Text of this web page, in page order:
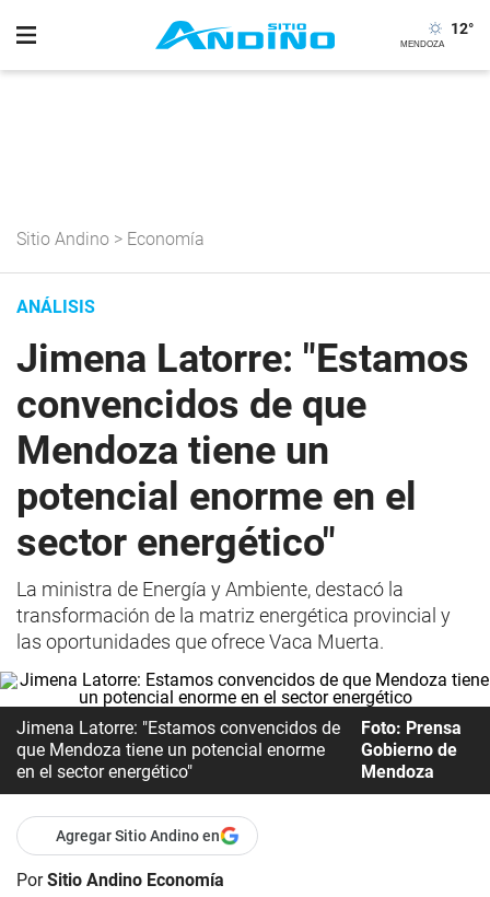
12°
Sitio Andino > Economía
ANÁLISIS
Jimena Latorre: "Estamos
convencidos de que
Mendoza tiene un
potencial enorme en el
sector energético"
La ministra de Energía y Ambiente, destacó la
transformación de la matriz energética provincial y
las oportunidades que ofrece Vaca Muerta.
Jimena Latorre: "Estamos convencidos de
que Mendoza tiene un potencial enorme
en el sector energético"
Foto: Prensa
Gobierno de
Mendoza
Agregar Sitio Andino en
PorSitio Andino Economía